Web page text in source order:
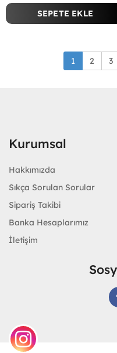
SEPETE EKLE
1 2 3
Kurumsal
Hakkımızda
Sıkça Sorulan Sorular
Sipariş Takibi
Banka Hesaplarımız
İletişim